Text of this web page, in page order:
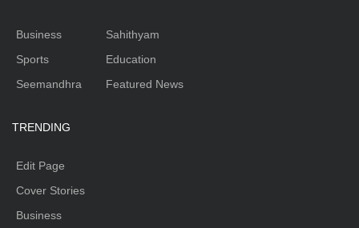
Business
Sports
Seemandhra
Sahithyam
Education
Featured News
TRENDING
Edit Page
Cover Stories
Business